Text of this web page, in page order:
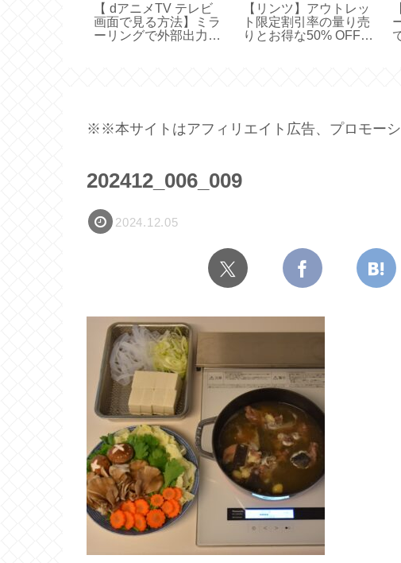
【ボールアンドチェー
ン】選ぶならコレ！オ
リジナルシリーズ定番
【コーヒースケール】
使いやすい！エペイオ
スの便利なアシストモ
※※本サイトはアフィリエイト広告、プロモー
202412_006_009
2024.12.05